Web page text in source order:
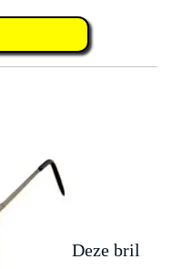
Deze bril